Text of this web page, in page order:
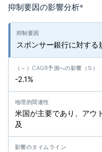
抑制要因の影響分析*
スポンサー銀行に対する
-2.1%
米国が主要であり、アウ
及